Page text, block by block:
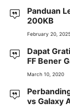
Panduan
200KB
February 20,
Dapat
FF Bener
March 10, 2020
vs Galaxy